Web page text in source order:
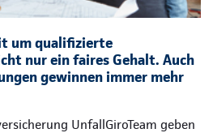
um qualifizierte
nur ein faires Gehalt. Auch
gewinnen immer mehr
UnfallGiroTeam geben